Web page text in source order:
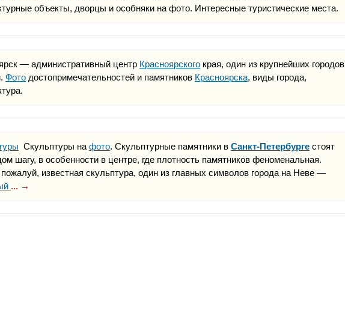
объекты, дворцы и особняки на фото. Интересные туристические места.
— административный центр Красноярского края, один из крупнейших городов
Фото достопримечательностей и памятников Красноярска, виды города,
Скульптуры на фото. Скульптурные памятники в Санкт-Петербурге стоят
шагу, в особенности в центре, где плотность памятников феноменальная.
известная скульптура, один из главных символов города на Неве —
... →